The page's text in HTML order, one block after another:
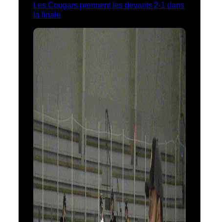
Les Cougars prennent les devants 2-1 dans
la finale